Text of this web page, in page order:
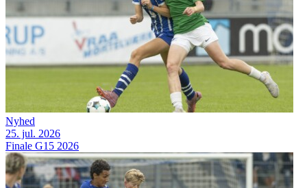
Nyhed
25. jul. 2026
Finale G15 2026